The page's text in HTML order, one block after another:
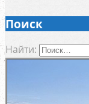
Поиск
Найти: